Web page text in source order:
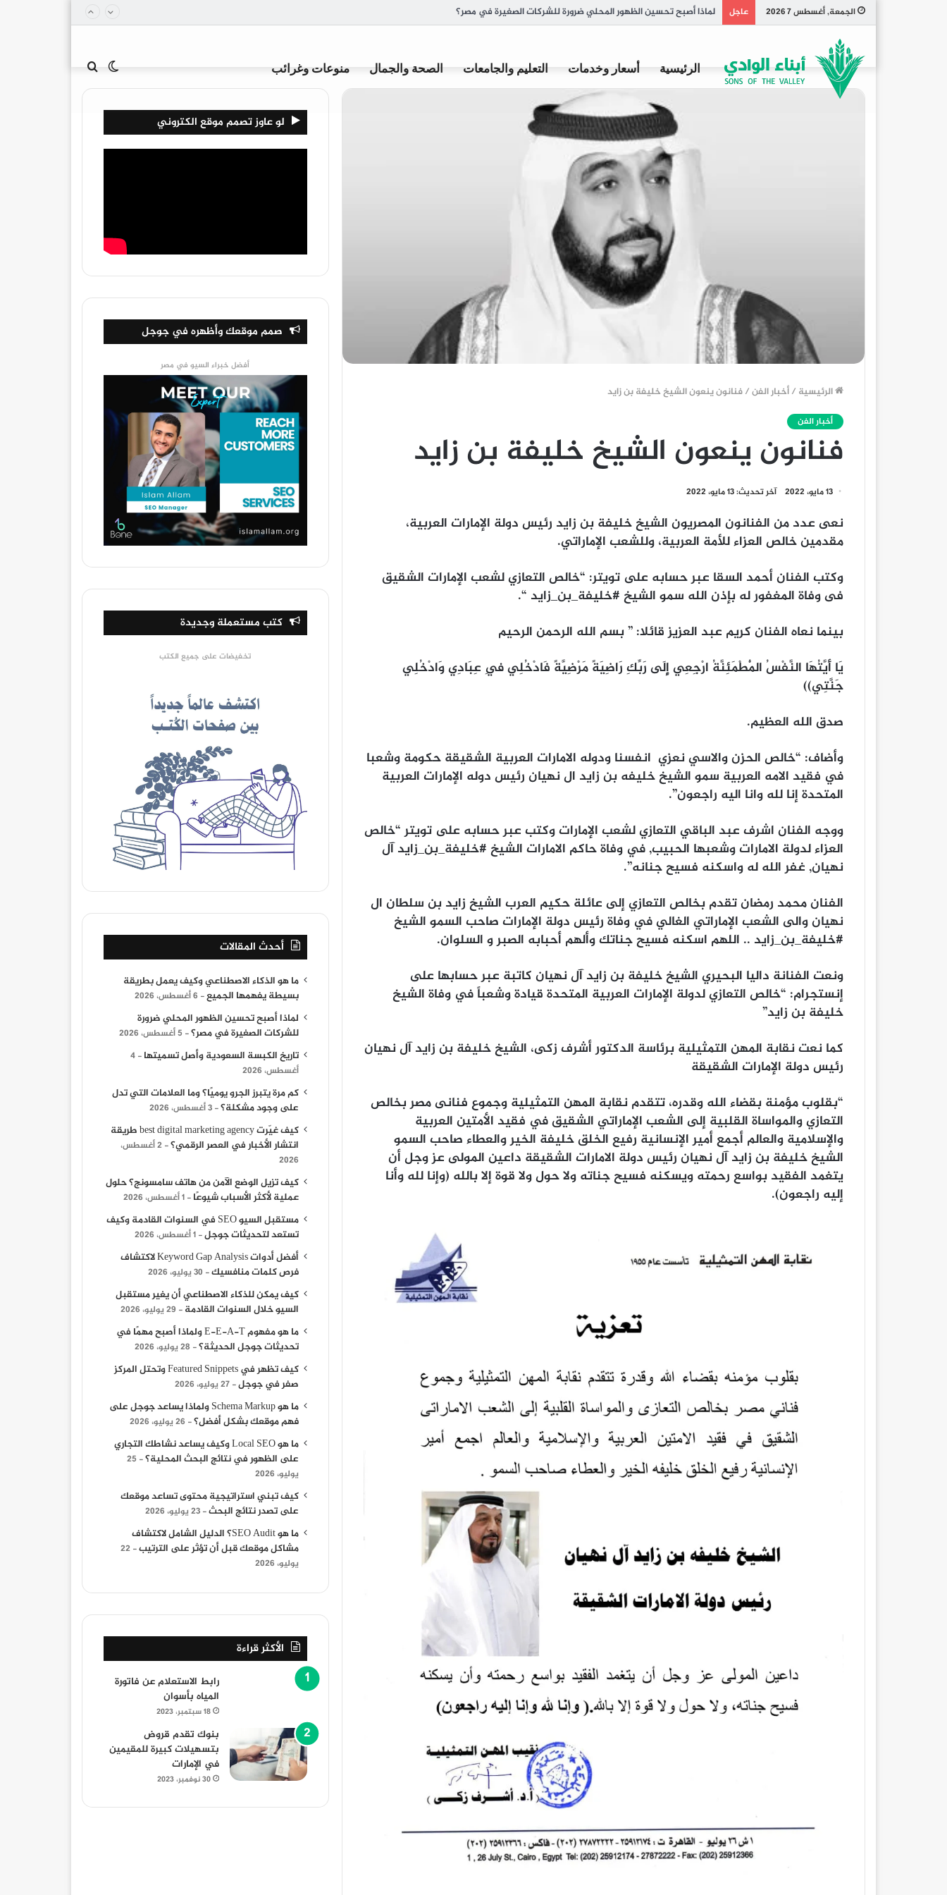
الجمعة, أغسطس 7 2026 عاجل تاريخ الكبسة السعودية وأصل تسميتها
الرئيسية أسعار وخدمات التعليم والجامعات الصحة والجمال منوعات وغرائب الوضع
الرئيسية /أخبار الفن/فنانون ينعون الشيخ خليفة بن زايد
أخبار الفن
فنانون ينعون الشيخ خليفة بن زايد
13 مايو، 2022 آخر تحديث: 13 مايو، 2022
نعى عدد من الفنانون المصريون الشيخ خليفة بن زايد رئيس دولة الإمارات العربية،
مقدمين خالص العزاء للأمة العربية، وللشعب الإماراتي.
وكتب الفنان أحمد السقا عبر حسابه على تويتر: “‏‏‏‏خالص التعازي لشعب الإمارات الشقيق
فى وفاة المغفور له بإذن الله سمو الشيخ ‎#خليفة_بن_زايد “.
بينما نعاه الفنان كريم عبد العزيز قائلا: ” ‏بسم الله الرحمن الرحيم
يَا أَيَّتُهَا النَّفْسُ الْمُطْمَئِنَّةُ ارْجِعِي إِلَى رَبِّكِ رَاضِيَةً مَرْضِيَّةً فَادْخُلِي فِي عِبَادِي وَادْخُلِي
جَنَّتِي))
صدق الله العظيم.
وأضاف: “خالص الحزن والاسي نعزي انفسنا ودوله الامارات العربية الشقيقة حكومة وشعبا
في فقيد الامه العربية سمو الشيخ خليفه بن زايد ال نهيان رئيس دوله الإمارات العربية
المتحدة إنا لله وانا اليه راجعون”.
ووجه الفنان اشرف عبد الباقي التعازي لشعب الإمارات وكتب عبر حسابه على تويتر “‏‏‏خالص
العزاء لدولة الامارات وشعبها الحبيب, في وفاة حاكم الامارات الشيخ ‎#خليفة_بن_زايد آل
نهيان, غفر الله له واسكنه فسيح جنانه”.
الفنان محمد رمضان تقدم بخالص التعازي إلى عائلة حكيم العرب الشيخ زايد بن سلطان ال
نهيان والى الشعب الإماراتي الغالي في وفاة رئيس دولة الإمارات صاحب السمو الشيخ
#خليفة_بن_زايد .. اللهم اسكنه فسيح جناتك وألهم أحبابه الصبر و السلوان.
ونعت الفنانة داليا البحيري الشيخ خليفة بن زايد آل نهيان كاتبة عبر حسابها على
إنستجرام: “‏‏‏خالص التعازي لدولة الإمارات العربية المتحدة قيادة وشعباً في وفاة الشيخ
خليفة بن زايد”
كما نعت نقابة المهن التمثيلية برئاسة الدكتور أشرف زكى، الشيخ خليفة بن زايد آل نهيان
رئيس دولة الإمارات الشقيقة
“بقلوب مؤمنة بقضاء الله وقدره، تتقدم نقابة المهن التمثيلية وجموع فنانى مصر بخالص
التعازي والمواساة القلبية إلى الشعب الإماراتي الشقيق في فقيد الأمتين العربية
والإسلامية والعالم أجمع أمير الإنسانية رفيع الخلق خليفة الخير والعطاء صاحب السمو
الشيخ خليفة بن زايد آل نهيان رئيس دولة الامارات الشقيقة داعين المولى عز وجل أن
يتغمد الفقيد بواسع رحمته ويسكنه فسيح جناته ولا حول ولا قوة إلا بالله (وإنا لله وأنا
إليه راجعون).
لو عاوز تصمم موقع الكتروني
صمم موقعك وأظهره في جوجل
أفضل خبراء السيو في مصر
كتب مستعملة وجديدة
تخفيضات على جميع الكتب
أحدث المقالات
ما هو الذكاء الاصطناعي وكيف يعمل بطريقة
بسيطة يفهمها الجميع
6 أغسطس، 2026
لماذا أصبح تحسين الظهور المحلي ضرورة
للشركات الصغيرة في مصر؟
5 أغسطس، 2026
تاريخ الكبسة السعودية وأصل تسميتها
4
أغسطس، 2026
كم مرة يتبرز الجرو يوميًا؟ وما العلامات التي تدل
على وجود مشكلة؟
3 أغسطس، 2026
كيف غيّرت best digital marketing agency طريقة
انتشار الأخبار في العصر الرقمي؟
2 أغسطس،
2026
كيف تزيل الوضع الآمن من هاتف سامسونج؟ حلول
عملية لأكثر الأسباب شيوعًا
1 أغسطس، 2026
مستقبل السيو SEO في السنوات القادمة وكيف
تستعد لتحديثات جوجل
1 أغسطس، 2026
أفضل أدوات Keyword Gap Analysis لاكتشاف
فرص كلمات منافسيك
30 يوليو، 2026
كيف يمكن للذكاء الاصطناعي أن يغير مستقبل
السيو خلال السنوات القادمة
29 يوليو، 2026
ما هو مفهوم E-E-A-T ولماذا أصبح مهمًا في
تحديثات جوجل الحديثة؟
28 يوليو، 2026
كيف تظهر في Featured Snippets وتحتل المركز
صفر في جوجل
27 يوليو، 2026
ما هو Schema Markup ولماذا يساعد جوجل على
فهم موقعك بشكل أفضل؟
26 يوليو، 2026
ما هو Local SEO وكيف يساعد نشاطك التجاري
على الظهور في نتائج البحث المحلية؟
25
يوليو، 2026
كيف تبني استراتيجية محتوى تساعد موقعك
على تصدر نتائج البحث
23 يوليو، 2026
ما هو SEO Audit؟ الدليل الشامل لاكتشاف
مشاكل موقعك قبل أن تؤثر على الترتيب
22
يوليو، 2026
الأكثر قراءة
رابط الاستعلام عن فاتورة
المياه بأسوان
18 سبتمبر، 2023
بنوك تقدم قروض
بتسهيلات كبيرة للمقيمين
في الإمارات
30 نوفمبر، 2023